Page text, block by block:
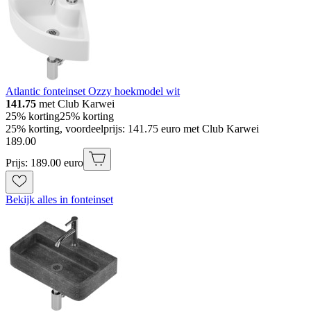
Atlantic fonteinset Ozzy hoekmodel wit
141.75 met Club Karwei
25% korting25% korting
25% korting, voordeelprijs: 141.75 euro met Club Karwei
189.00
Prijs: 189.00 euro
Bekijk alles in fonteinset